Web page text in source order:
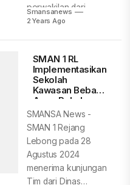
perwakilan dari
Perpusnas dalam...
Smansanews
2 Years Ago
SMAN 1 RL
Implementasikan
Sekolah
Kawasan Bebas
Asap Rokok
SMANSA News -
SMAN 1 Rejang
Lebong pada 28
Agustus 2024
menerima kunjungan
Tim dari Dinas